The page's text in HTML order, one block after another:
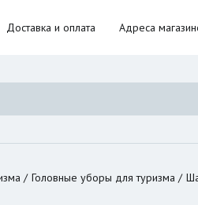
Доставка и оплата Адреса
Головные уборы для туризма